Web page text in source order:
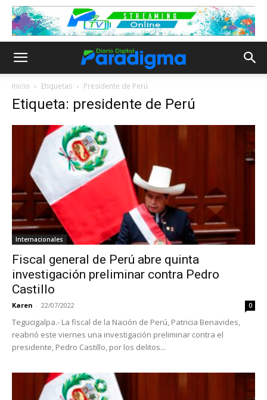
Inicio Etiquetas Presidente de Perú
Etiqueta: presidente de Perú
Internacionales
Fiscal general de Perú abre quinta
investigación preliminar contra Pedro
Castillo
Karen - 22/07/2022 0
Tegucigalpa.- La fiscal de la Nación de Perú, Patricia Benavides,
reabrió este viernes una investigación preliminar contra el
presidente, Pedro Castillo, por los delitos...